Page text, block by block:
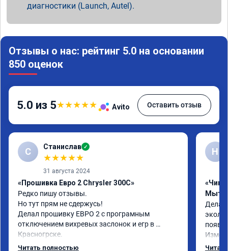
диагностики (Launch, Autel).
Отзывы о нас: рейтинг 5.0 на основании
850 оценок
5.0 из 5★★★★★ Avito Оставить отзыв
С Станислав ✓
★★★★★
31 августа 2024
«Прошивка Евро 2 Chrysler 300C»
Редко пишу отзывы.
Но тут прям не сдержусь!
Делал прошивку ЕВРО 2 с програмным
отключением вихревых заслонок и егр в
Красногрске.
Все прошло отлично,расход топлива
Читать полностью
Н
«Чип
Делал
потом